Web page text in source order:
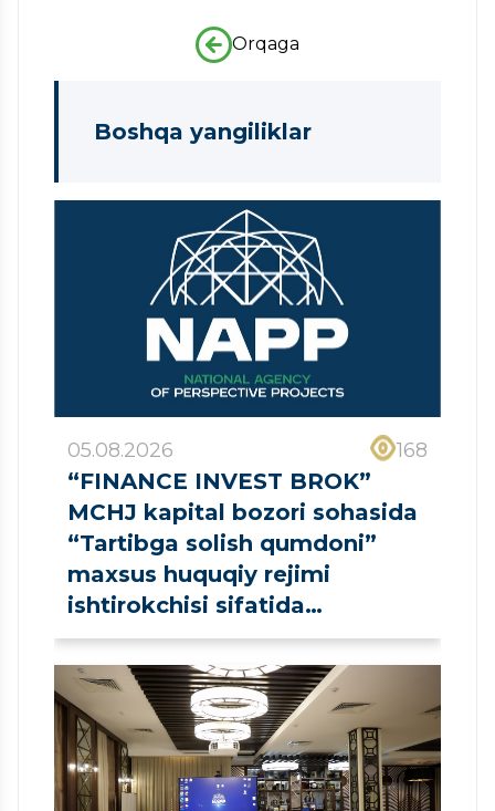
Orqaga
Boshqa yangiliklar
05.08.2026 168
“FINANCE INVEST BROK”
MCHJ kapital bozori sohasida
“Tartibga solish qumdoni”
maxsus huquqiy rejimi
ishtirokchisi sifatida
ro‘yxatdan o‘tkazildi